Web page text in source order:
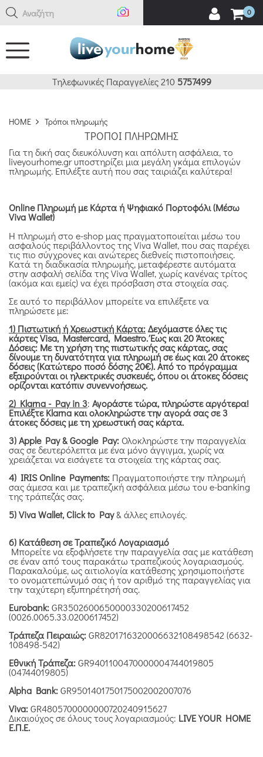
Αναζήτηση 0
Τηλεφωνικές Παραγγελίες 210 5757499
HOME Τρόποι πληρωμής
ΤΡΌΠΟΙ ΠΛΗΡΩΜΉΣ
Για τη δική σας διευκόλυνση και απόλυτη ασφάλεια, το
liveyourhome.gr υποστηρίζει μια μεγάλη γκάμα επιλογών
πληρωμής. Επιλέξτε αυτή που σας ταιριάζει καλύτερα!
Online Πληρωμή με Κάρτα ή Ψηφιακό Πορτοφόλι (Μέσω
Viva Wallet)
Η πληρωμή στο e-shop μας πραγματοποιείται μέσω του
ασφαλούς περιβάλλοντος της Viva Wallet, που σας παρέχει
τις πιο σύγχρονες και ανώτερες διεθνείς πιστοποιήσεις.
Κατά τη διαδικασία πληρωμής, μεταφέρεστε αυτόματα
στην ασφαλή σελίδα της Viva Wallet, χωρίς κανένας τρίτος
(ακόμα και εμείς) να έχει πρόσβαση στα στοιχεία σας.
Σε αυτό το περιβάλλον μπορείτε να επιλέξετε να
πληρώσετε με:
1) Πιστωτική ή Χρεωστική Κάρτα:Δεχόμαστε όλες τις
κάρτες Visa, Mastercard, Maestro.Έως και 20 Άτοκες
Δόσεις: Με τη χρήση της πιστωτικής σας κάρτας, σας
δίνουμε τη δυνατότητα για πληρωμή σε έως και 20 άτοκες
δόσεις (Κατώτερο ποσό δόσης 20€). Από το πρόγραμμα
εξαιρούνται οι ηλεκτρικές συσκευές, όπου οι άτοκες δόσεις
ορίζονται κατόπιν συνεννοήσεως.
2) Klarna - Pay in 3: Αγοράστε τώρα, πληρώστε αργότερα!
Επιλέξτε Klarna και ολοκληρώστε την αγορά σας σε 3
άτοκες δόσεις με τη χρεωστική σας κάρτα.
3) Apple Pay & Google Pay: Ολοκληρώστε την παραγγελία
σας σε δευτερόλεπτα με ένα μόνο άγγιγμα, χωρίς να
χρειάζεται να εισάγετε τα στοιχεία της κάρτας σας.
4) IRIS Online Payments: Πραγματοποιήστε την πληρωμή
σας άμεσα και με τραπεζική ασφάλεια μέσω του e-banking
της τράπεζάς σας.
5) Viva Wallet, Click to Pay& άλλες επιλογές.
6) Κατάθεση σε Τραπεζικό Λογαριασμό
Μπορείτε να εξοφλήσετε την παραγγελία σας με κατάθεση
σε έναν από τους παρακάτω τραπεζικούς λογαριασμούς.
Παρακαλούμε, ως αιτιολογία κατάθεσης χρησιμοποιήστε
το ονοματεπώνυμό σας ή τον αριθμό της παραγγελίας για
την ταχύτερη εξυπηρέτησή σας.
Eurobank:GR3502600650000330200617452
(0026.0065.33.0200617452)
Τράπεζα Πειραιώς:GR8201716320006632108498542 (6632-
108498-542)
Εθνική Τράπεζα:GR9401100470000004744019805
(04744019805)
Alpha Bank:GR9501401750175002002007076
Viva:GR4805700000000720240915627
Δικαιούχος σε όλους τους λογαριασμούς: LIVE YOUR HOME
Ε.Π.Ε.